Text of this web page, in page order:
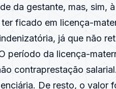
da gestante, mas, sim,
ficado em licença-
já que não
período da licença-
contraprestação
De resto, o valor